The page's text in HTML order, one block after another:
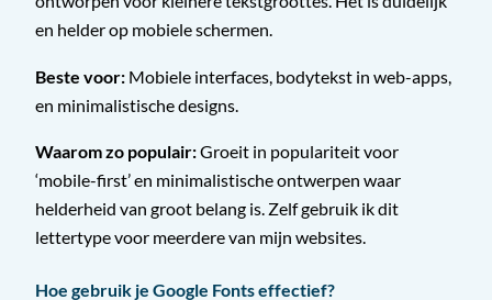
en helder op mobiele schermen.
Beste voor: Mobiele interfaces, bodytekst in web-apps,
en minimalistische designs.
Waarom zo populair:Groeit in populariteit voor
‘mobile-first’ en minimalistische ontwerpen waar
helderheid van groot belang is. Zelf gebruik ik dit
lettertype voor meerdere van mijn websites.
Hoe gebruik je Google Fonts effectief?